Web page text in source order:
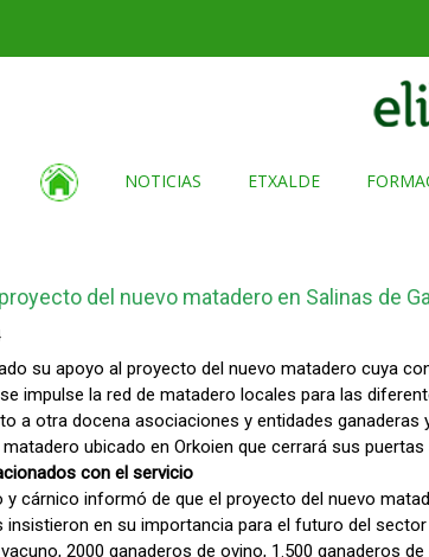
NOTICIAS ETXALDE
del nuevo matadero en Salinas de
su apoyo al proyecto del nuevo matadero cuya
impulse la red de matadero locales para las
a otra docena asociaciones y entidades
ubicado en Orkoien que cerrará sus
con el servicio
y cárnico informó de que el proyecto del nuevo
insistieron en su importancia para el futuro del
2000 ganaderos de ovino, 1.500 ganaderos